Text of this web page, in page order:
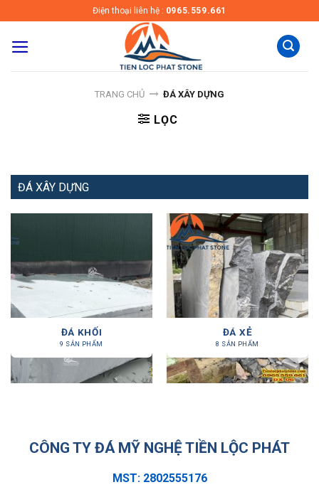
to
content
Điện thoại liên hệ : 0965.559.661
TRANG CHỦ ĐÁ XÂY DỰNG
LỌC
ĐÁ XÂY DỰNG
ĐÁ KHỐI
9 SẢN PHẨM
ĐÁ XẺ
8 SẢN PHẨM
CÔNG TY ĐÁ MỸ NGHỆ TIỀN LỘC PHÁT
MST: 2802555176